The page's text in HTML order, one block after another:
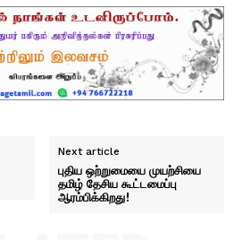
Next article
புதிய ஒற்றுமையை முயற்சியை
தமிழ் தேசிய கூட்டமைப்பு
ஆரம்பிக்கிறது!